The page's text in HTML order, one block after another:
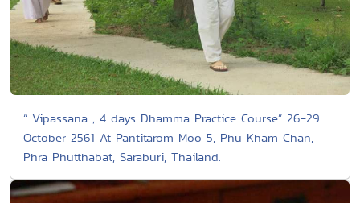
“ Vipassana ; 4 days Dhamma Practice Course” 26-29
October 2561 At Pantitarom Moo 5, Phu Kham Chan,
Phra Phutthabat, Saraburi, Thailand.